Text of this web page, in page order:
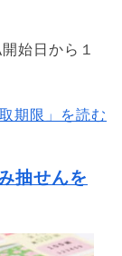
始日から１
期限」を読む
抽せんを